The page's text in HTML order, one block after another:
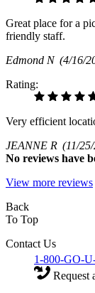
Great place for a
friendly staff.
Edmond N (4/16/
Rating:
Very efficient
JEANNE R (11/
No reviews have
View more reviews
Back
To Top
Contact Us
1-800-GO-
Request